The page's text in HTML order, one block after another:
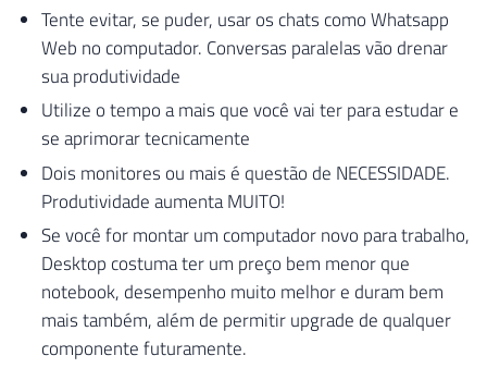
Tente evitar, se puder, usar os chats como Whatsapp
Web no computador. Conversas paralelas vão drenar
sua produtividade
Utilize o tempo a mais que você vai ter para estudar e
se aprimorar tecnicamente
Dois monitores ou mais é questão de NECESSIDADE.
Produtividade aumenta MUITO!
Se você for montar um computador novo para trabalho,
Desktop costuma ter um preço bem menor que
notebook, desempenho muito melhor e duram bem
mais também, além de permitir upgrade de qualquer
componente futuramente.